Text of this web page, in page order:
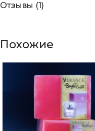
Отзывы (1)
Похожие